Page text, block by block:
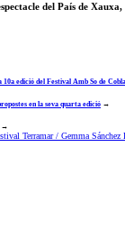
del País de
edició del Festival Amb So de Cobla
en la seva quarta edició →
→